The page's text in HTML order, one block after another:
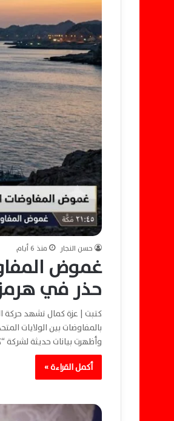
حسن النجار منذ 6 أيام
غموض
حذر في
كتبت | عزة كمال تشهد حركة
بالمفاوضات بين الولايات
وأظهرت بيانات حديثة
أكمل القراءة »